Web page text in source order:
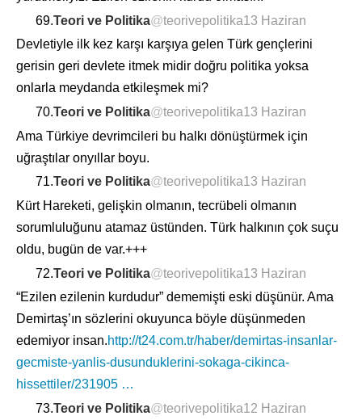
69.Teori ve Politika@teorivepolitika13 Haziran
Devletiyle ilk kez karşı karşıya gelen Türk gençlerini
gerisin geri devlete itmek midir doğru politika yoksa
onlarla meydanda etkileşmek mi?
70.Teori ve Politika@teorivepolitika13 Haziran
Ama Türkiye devrimcileri bu halkı dönüştürmek için
uğraştılar onyıllar boyu.
71.Teori ve Politika@teorivepolitika13 Haziran
Kürt Hareketi, gelişkin olmanın, tecrübeli olmanın
sorumluluğunu atamaz üstünden. Türk halkının çok suçu
oldu, bugün de var.+++
72.Teori ve Politika@teorivepolitika13 Haziran
“Ezilen ezilenin kurdudur” dememişti eski düşünür. Ama
Demirtaş’ın sözlerini okuyunca böyle düşünmeden
edemiyor insan.http://t24.com.tr/haber/demirtas-insanlar-
gecmiste-yanlis-dusunduklerini-sokaga-cikinca-
hissettiler/231905 …
73.Teori ve Politika@teorivepolitika12 Haziran